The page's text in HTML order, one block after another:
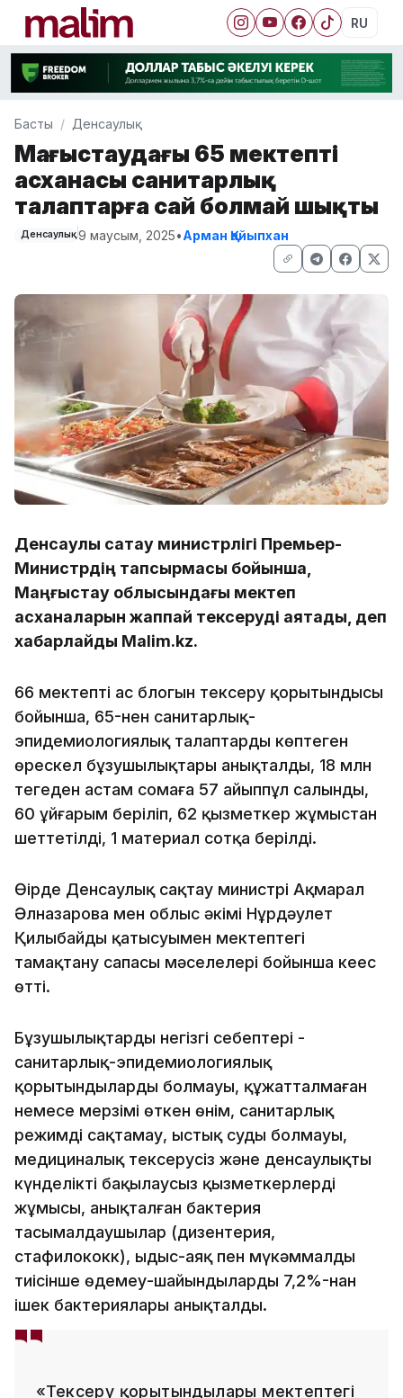
RU
Басты Денсаулық
Маңғыстаудағы 65 мектептің
асханасы санитарлық
талаптарға сай болмай шықты
Денсаулық 9 маусым, 2025•Арман Қайыпхан
Денсаулық сақтау министрлігі Премьер-
Министрдің тапсырмасы бойынша,
Маңғыстау облысындағы мектеп
асханаларын жаппай тексеруді аяқтады, деп
хабарлайды Malim.kz.
66 мектептің ас блогын тексеру қорытындысы
бойынша, 65-нен санитарлық-
эпидемиологиялық талаптардың көптеген
өрескел бұзушылықтары анықталды, 18 млн
теңгеден астам сомаға 57 айыппұл салынды,
60 ұйғарым беріліп, 62 қызметкер жұмыстан
шеттетілді, 1 материал сотқа берілді.
Өңірде Денсаулық сақтау министрі Ақмарал
Әлназарова мен облыс әкімі Нұрдәулет
Қилыбайдың қатысуымен мектептегі
тамақтану сапасы мәселелері бойынша кеңес
өтті.
Бұзушылықтардың негізгі себептері -
санитарлық-эпидемиологиялық
қорытындылардың болмауы, құжатталмаған
немесе мерзімі өткен өнім, санитарлық
режимді сақтамау, ыстық судың болмауы,
медициналық тексерусіз және денсаулықты
күнделікті бақылаусыз қызметкерлердің
жұмысы, анықталған бактерия
тасымалдаушылар (дизентерия,
стафилококк), ыдыс-аяқ пен мүкәммалды
тиісінше өңдемеу-шайындылардың 7,2%-нан
ішек бактериялары анықталды.
«Тексеру қорытындылары мектептегі